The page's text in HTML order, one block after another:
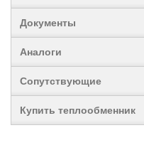
Документы
Аналоги
Сопутствующие
Купить теплообменник